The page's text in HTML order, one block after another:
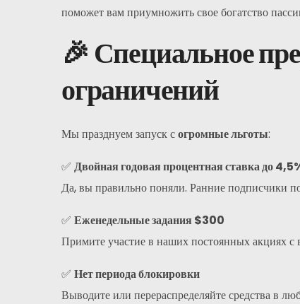
поможет вам приумножить свое богатство
🎉 Специальное
ограничений
Мы празднуем запуск согромные льготы:
✅ Двойная годовая процентная ставка до
Да, вы правильно поняли. Ранние подписчики
✅ Еженедельные задания $300
Примите участие в наших постоянных акциях
✅ Нет периода блокировки
Выводите или перераспределяйте средства в